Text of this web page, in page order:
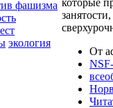
фашизма
экология
От